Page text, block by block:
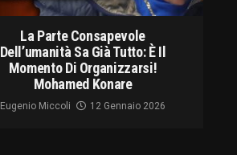
La Parte Consapevole
Dell’umanità Sa Già Tutto: È Il
Momento Di Organizzarsi!
Mohamed Konare
Eugenio Miccoli 12 Gennaio 2026